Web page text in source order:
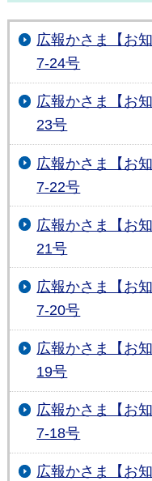
広報かさま【お
7-24号
広報かさま【お
23号
広報かさま【お
7-22号
広報かさま【お
21号
広報かさま【お
7-20号
広報かさま【お
19号
広報かさま【お
7-18号
広報かさま【お